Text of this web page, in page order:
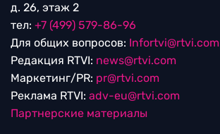
д. 26, этаж 2
тел: +7 (499) 579-86-96
Для общих вопросов: Infortvi@rtvi.com
Редакция RTVI: news@rtvi.com
Маркетинг/PR: pr@rtvi.com
Реклама RTVI: adv-eu@rtvi.com
Партнерские материалы